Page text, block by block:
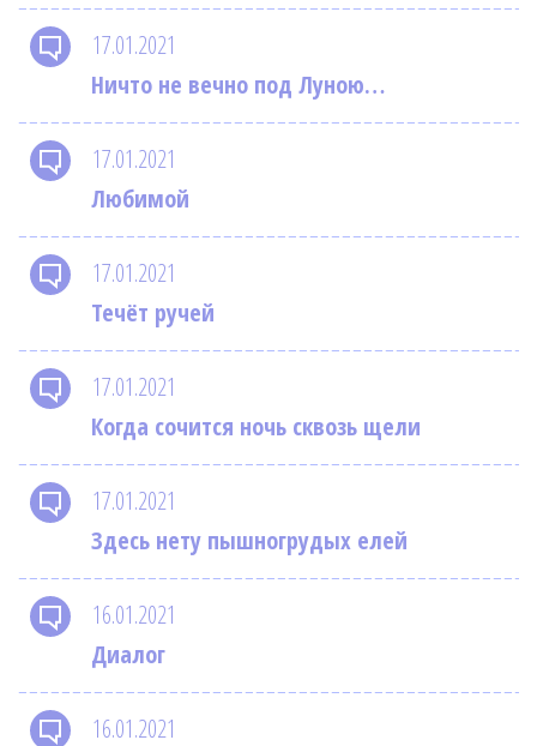
17.01.2021
Ничто не вечно под Луною…
17.01.2021
Любимой
17.01.2021
Течёт ручей
17.01.2021
Когда сочится ночь сквозь щели
17.01.2021
Здесь нету пышногрудых елей
16.01.2021
Диалог
16.01.2021